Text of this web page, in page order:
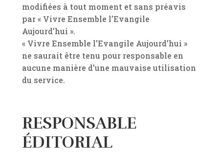
modifiées à tout moment et sans préavis
par « Vivre Ensemble l’Evangile
Aujourd’hui ».
« Vivre Ensemble l’Evangile Aujourd’hui »
ne saurait être tenu pour responsable en
aucune manière d’une mauvaise utilisation
du service.
RESPONSABLE
ÉDITORIAL